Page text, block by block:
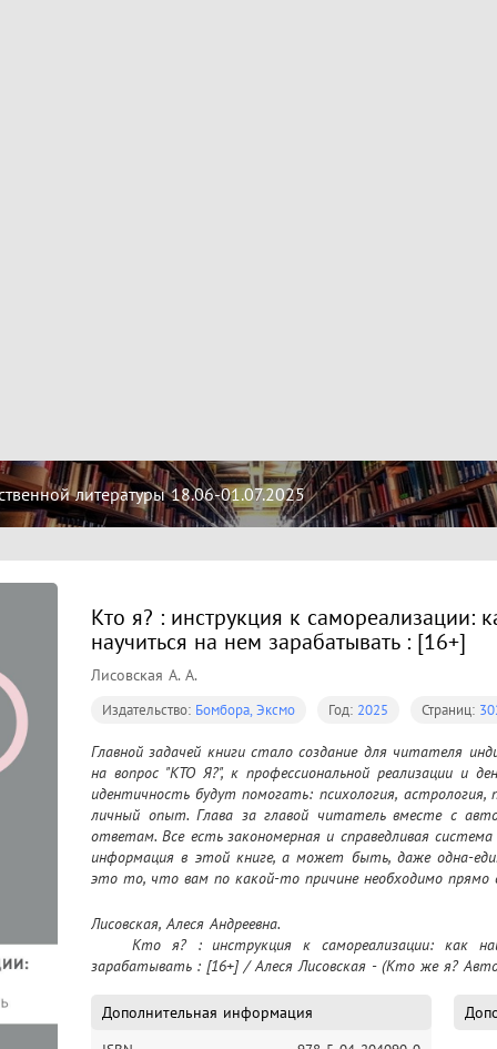
литературы 18.06-01.07.2025
Кто я? : инструкция к самореализации:
научиться на нем зарабатывать : [16+]
Лисовская А. А.
Издательство: Бомбора, Эксмо Год: 2025 Страниц:
Главной задачей книги стало создание для читателя
на вопрос "КТО Я?", к профессиональной реализации и
идентичность будут помогать: психология, астрология,
личный опыт. Глава за главой читатель вместе с
ответам. Все есть закономерная и справедливая
информация в этой книге, а может быть, даже одна-
это то, что вам по какой-то причине необходимо прямо
Лисовская, Алеся Андреевна.
зарабатывать : [16+] / Алеся Лисовская - (Кто же я?
Дополнительная информация